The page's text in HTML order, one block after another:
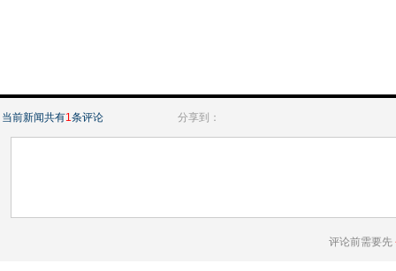
当前新闻共有1条评论 分享到：
评论前需要先